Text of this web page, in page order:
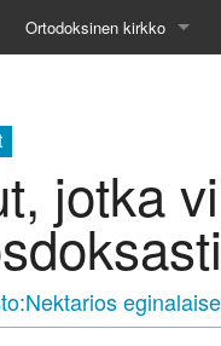
Ortodoksinen kirkko
Opetuspuheet
Kirkkohistoria
Etiikka
jotka